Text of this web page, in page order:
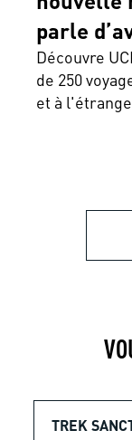
parle
Découvre
de 250
et à
TREK